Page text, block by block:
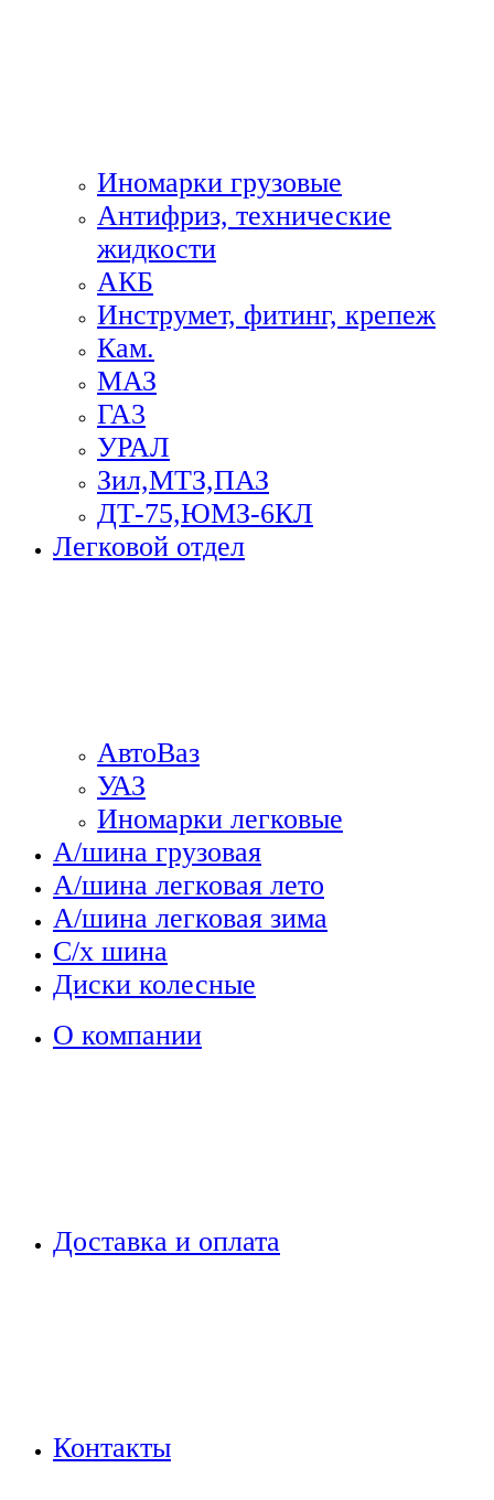
Иномарки грузовые
Антифриз, технические
жидкости
АКБ
Инструмет, фитинг, крепеж
Кам.
МАЗ
ГА3
УРАЛ
Зил,МТЗ,ПАЗ
ДТ-75,ЮМЗ-6КЛ
Легковой отдел
АвтоВаз
УАЗ
Иномарки легковые
А/шина грузовая
А/шина легковая лето
А/шина легковая зима
С/х шина
Диски колесные
О компании
Доставка и оплата
Контакты